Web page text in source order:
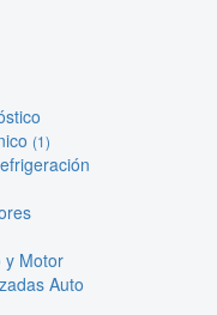
(1)
y Motor
Auto